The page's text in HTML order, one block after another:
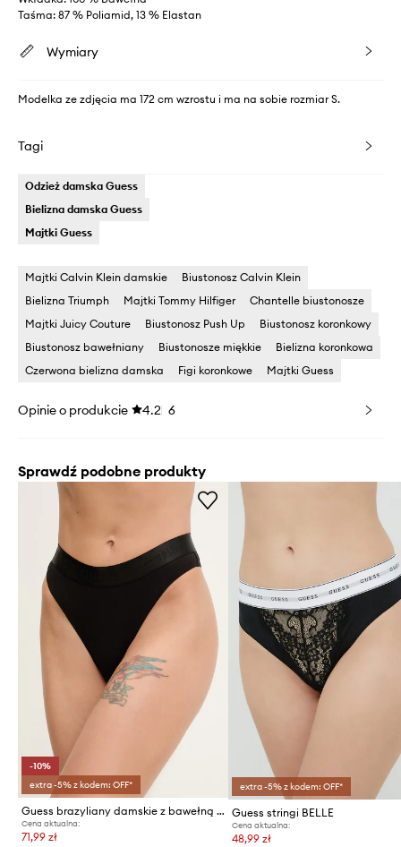
Taśma: 87 % Poliamid, 13 % Elastan
Wymiary
Modelka ze zdjęcia ma 172 cm wzrostu i ma na sobie rozmiar S.
Tagi
Odzież damska Guess
Bielizna damska Guess
Majtki Guess
Majtki Calvin Klein damskie
Biustonosz Calvin Klein
Bielizna Triumph
Majtki Tommy Hilfiger
Chantelle biustonosze
Majtki Juicy Couture
Biustonosz Push Up
Biustonosz koronkowy
Biustonosz bawełniany
Biustonosze miękkie
Bielizna koronkowa
Czerwona bielizna damska
Figi koronkowe Majtki Guess
Opinie o produkcie 4.2 6
Sprawdź podobne produkty
-10%
extra -5% z kodem: OFF*
Guess brazyliany damskie z bawełną MARIKA
Cena aktualna:
71,99 zł
extra -5% z kodem: OFF*
Guess stringi BELLE
Cena aktualna:
48,99 zł